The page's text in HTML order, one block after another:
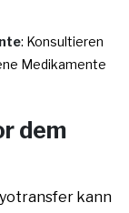
: Konsultieren
Medikamente
dem
kann